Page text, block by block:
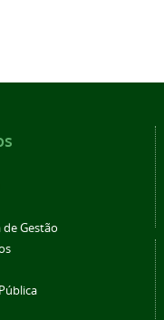
Gestão